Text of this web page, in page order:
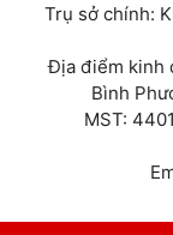
Trụ sở chính:
Địa điểm kinh
Bình
MST: